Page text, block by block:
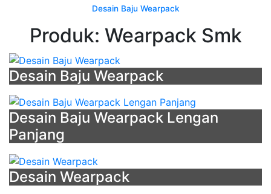
Atribut
Pramuka
Lengkap
Smk
-
Jersey
Bola
Warna
Coklat
-
Seragam
Desain Baju Wearpack
Produk: Wearpack Smk
Desain Baju Wearpack
Desain Baju Wearpack Lengan
Panjang
Desain Wearpack